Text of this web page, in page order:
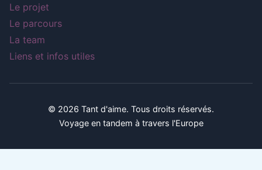
Le projet
Le parcours
La team
Liens et infos utiles
© 2026 Tant d'aime. Tous droits réservés.
Voyage en tandem à travers l'Europe